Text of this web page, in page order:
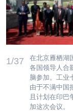
1/37
在北京雁栖湖
各国领导人合
脑参加。工业
由于不满中国
且计划在印巴
加这次会议。